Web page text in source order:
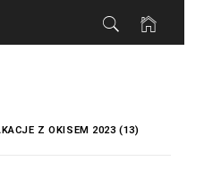
Z OKISEM 2023 (13)